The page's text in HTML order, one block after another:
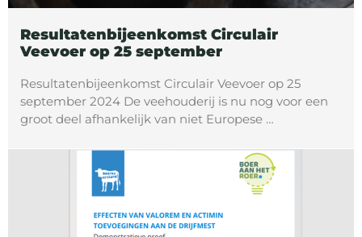
Resultatenbijeenkomst Circulair
Veevoer op 25 september
Resultatenbijeenkomst Circulair Veevoer op 25
september 2024 De veehouderij is nu nog voor een
groot deel afhankelijk van niet Europese …